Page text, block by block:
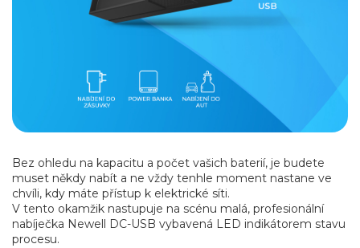
Bez ohledu na kapacitu a počet vašich baterií, je budete
muset někdy nabít a ne vždy tenhle moment nastane ve
chvíli, kdy máte přístup k elektrické síti.
V tento okamžik nastupuje na scénu malá, profesionální
nabíječka Newell DC-USB vybavená LED indikátorem stavu
procesu.